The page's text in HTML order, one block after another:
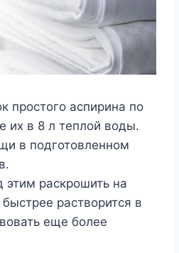
простого аспирина по
их в 8 л теплой воды.
в подготовленном
этим раскрошить на
растворится в
еще более